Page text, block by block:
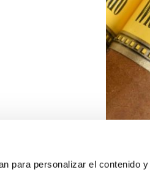
para personalizar el contenido